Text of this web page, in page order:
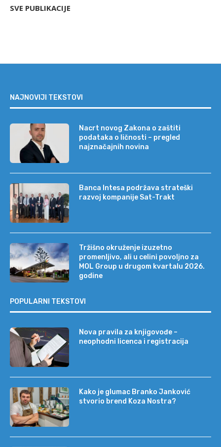
SVE PUBLIKACIJE
NAJNOVIJI TEKSTOVI
Nacrt novog Zakona o zaštiti
podataka o ličnosti – pregled
najznačajnih novina
Banca Intesa podržava strateški
razvoj kompanije Sat-Trakt
Tržišno okruženje izuzetno
promenljivo, ali u celini povoljno za
MOL Group u drugom kvartalu 2026.
godine
POPULARNI TEKSTOVI
Nova pravila za knjigovođe –
neophodni licenca i registracija
Kako je glumac Branko Janković
stvorio brend Koza Nostra?